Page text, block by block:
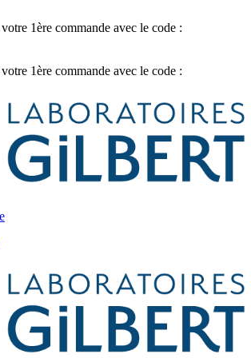
1ère commande avec le code :
1ère commande avec le code :